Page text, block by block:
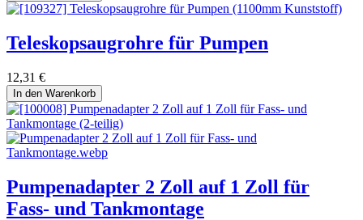
Teleskopsaugrohre für Pumpen
12,31 €
In den Warenkorb
Pumpenadapter 2 Zoll auf 1 Zoll für
Fass- und Tankmontage